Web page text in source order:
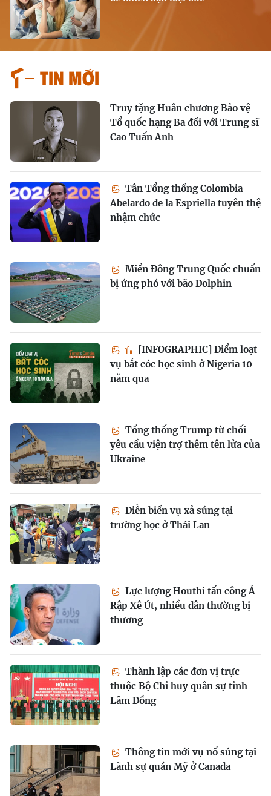
Tin mới
Truy tặng Huân chương Bảo vệ
Tổ quốc hạng Ba đối với Trung sĩ
Cao Tuấn Anh
Tân Tổng thống Colombia
Abelardo de la Espriella tuyên thệ
nhậm chức
Miền Đông Trung Quốc chuẩn
bị ứng phó với bão Dolphin
[INFOGRAPHIC] Điểm loạt
vụ bắt cóc học sinh ở Nigeria 10
năm qua
Tổng thống Trump từ chối
yêu cầu viện trợ thêm tên lửa của
Ukraine
Diễn biến vụ xả súng tại
trường học ở Thái Lan
Lực lượng Houthi tấn công Ả
Rập Xê Út, nhiều dân thường bị
thương
Thành lập các đơn vị trực
thuộc Bộ Chỉ huy quân sự tỉnh
Lâm Đồng
Thông tin mới vụ nổ súng tại
Lãnh sự quán Mỹ ở Canada